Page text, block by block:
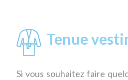
Tenue
Si vous souhaitez faire